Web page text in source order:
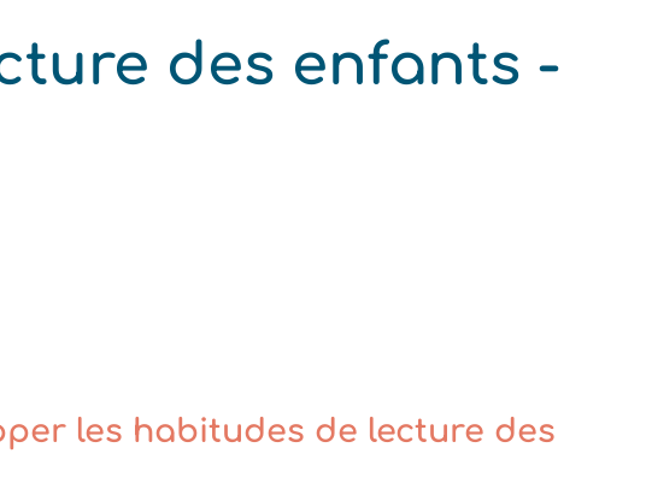
des enfants -
les habitudes de lecture des